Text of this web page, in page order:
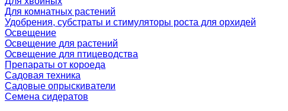
Для комнатных растений
Удобрения, субстраты и стимуляторы роста для орхидей
Освещение
Освещение для растений
Освещение для птицеводства
Препараты от короеда
Садовая техника
Садовые опрыскиватели
Семена сидератов